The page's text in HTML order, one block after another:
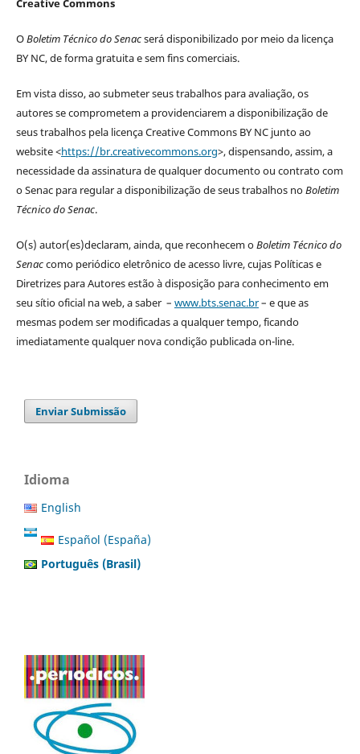
Creative Commons
OBoletim Técnico do Senacserá disponibilizado por meio da licença
BY NC, de forma gratuita e sem fins comerciais.
Em vista disso, ao submeter seus trabalhos para avaliação, os
autores se comprometem a providenciarem a disponibilização de
seus trabalhos pela licença Creative Commons BY NC junto ao
website <https://br.creativecommons.org>, dispensando, assim, a
necessidade da assinatura de qualquer documento ou contrato com
o Senac para regular a disponibilização de seus trabalhos noBoletim
Técnico do Senac.
O(s) autor(es)declaram, ainda, que reconhecem oBoletim Técnico do
Senaccomo periódico eletrônico de acesso livre, cujas Políticas e
Diretrizes para Autores estão à disposição para conhecimento em
seu sítio oficial na web, a saber – www.bts.senac.br– e que as
mesmas podem ser modificadas a qualquer tempo, ficando
imediatamente qualquer nova condição publicada on-line.
Enviar Submissão
Idioma
English
Español (España)
Português (Brasil)